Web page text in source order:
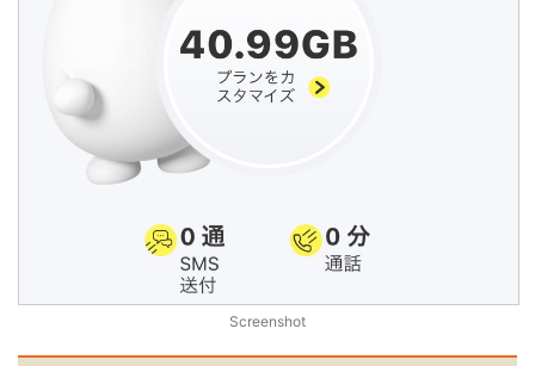
Screenshot